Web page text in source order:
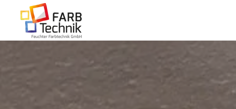
Zum Hauptinhalt springen